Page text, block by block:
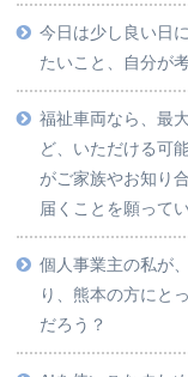
今日は少し良い日
たいこと、自分が
福祉車両なら、最
ど、いただける可
がご家族やお知り
届くことを願ってい
個人事業主の私が
り、熊本の方にと
だろう？